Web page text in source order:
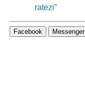
ratezi”
Facebook Messenger